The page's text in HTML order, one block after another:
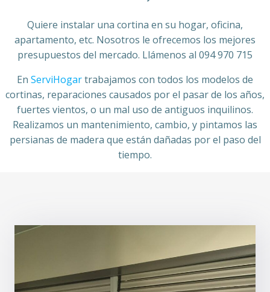
Quiere instalar una cortina en su hogar, oficina,
apartamento, etc. Nosotros le ofrecemos los mejores
presupuestos del mercado. Llámenos al 094 970 715
En ServiHogartrabajamos con todos los modelos de
cortinas, reparaciones causados por el pasar de los años,
fuertes vientos, o un mal uso de antiguos inquilinos.
Realizamos un mantenimiento, cambio, y pintamos las
persianas de madera que están dañadas por el paso del
tiempo.